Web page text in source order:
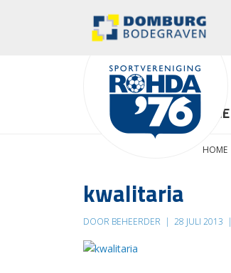
HOME
HOME
kwalitaria
DOOR BEHEERDER | 28 JULI 2013 |